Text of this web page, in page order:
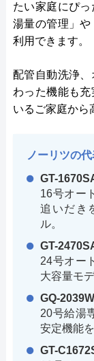
たい家庭にぴ
湯量の管理」
利用できます。
配管自動洗浄
わった機能も
いるご家庭から
ノーリツの
GT-
16号オー
追いだき
ル。
GT-
24号オー
大容量モデ
GQ-
20号給湯
安定機能
GT-